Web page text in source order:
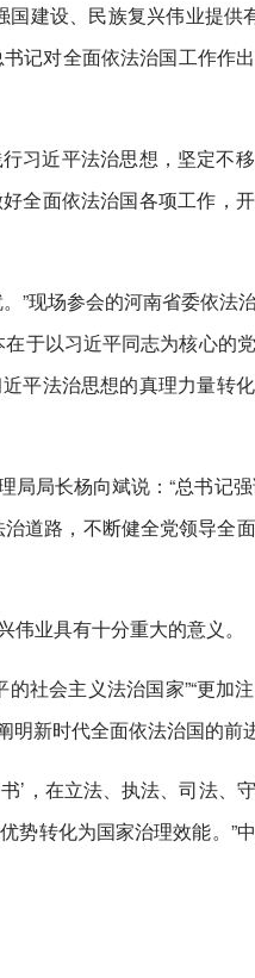
建设、民族复兴伟业提供
记对全面依法治国工作作
习近平法治思想，坚定不
全面依法治国各项工作，
”现场参会的河南省委依法
于以习近平同志为核心的
平法治思想的真理力量转
局长杨向斌说：“总书记
道路，不断健全党领导全
业具有十分重大的意义。
社会主义法治国家”“更加
新时代全面依法治国的前
’，在立法、执法、司法、
势转化为国家治理效能。”